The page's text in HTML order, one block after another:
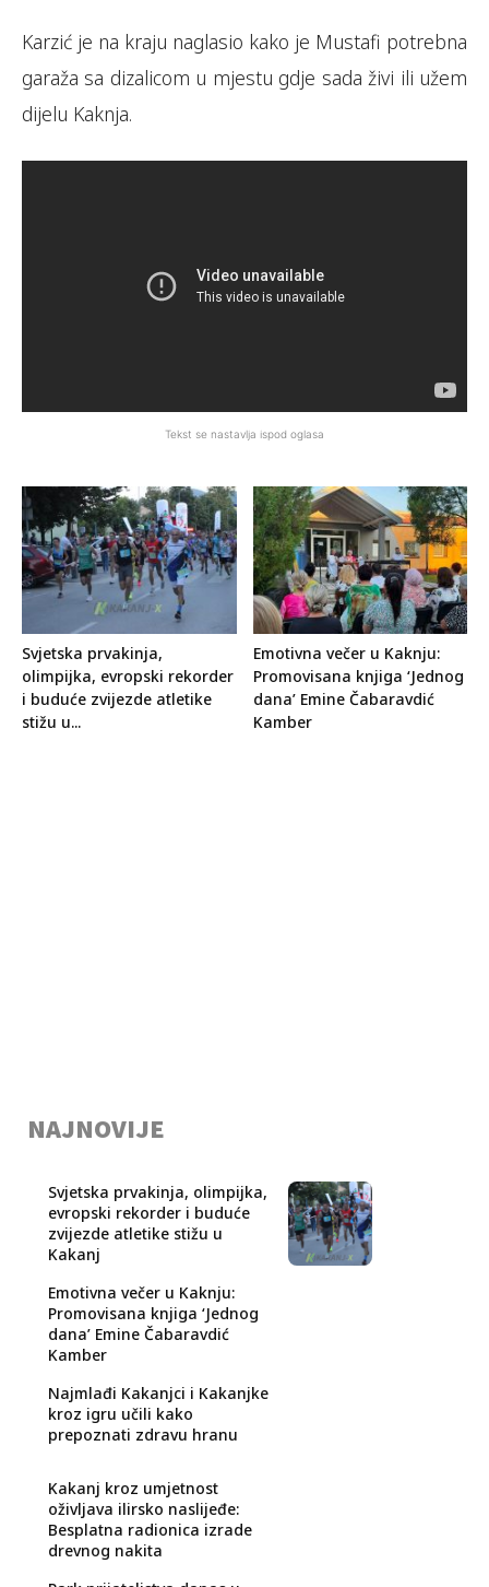
Karzić je na kraju naglasio kako je Mustafi potrebna
garaža sa dizalicom u mjestu gdje sada živi ili užem
dijelu Kaknja.
Tekst se nastavlja ispod oglasa
Svjetska prvakinja,
olimpijka, evropski rekorder
i buduće zvijezde atletike
stižu u...
Emotivna večer u Kaknju:
Promovisana knjiga ‘Jednog
dana’ Emine Čabaravdić
Kamber
NAJNOVIJE
Svjetska prvakinja, olimpijka,
evropski rekorder i buduće
zvijezde atletike stižu u
Kakanj
Emotivna večer u Kaknju:
Promovisana knjiga ‘Jednog
dana’ Emine Čabaravdić
Kamber
Najmlađi Kakanjci i Kakanjke
kroz igru učili kako
prepoznati zdravu hranu
Kakanj kroz umjetnost
oživljava ilirsko naslijeđe:
Besplatna radionica izrade
drevnog nakita